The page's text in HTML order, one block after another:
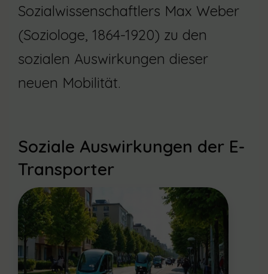
Sozialwissenschaftlers Max Weber
(Soziologe, 1864-1920) zu den
sozialen Auswirkungen dieser
neuen Mobilität.
Soziale Auswirkungen der E-
Transporter